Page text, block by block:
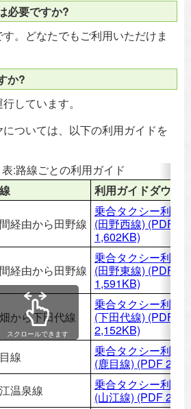
必要ですか?
。どなたでもご利用いただけま
か?
しています。
ついては、以下の利用ガイドを
表:路線ごとの利用ガイド
利用ガイドダウン
経由から田野線
乗合タクシー利用
(田野西線) (PDF
1,602KB)
経由から田野線
乗合タクシー利用
(田野東線) (PDF
1,591KB)
から下田代線
乗合タクシー利用
(下田代線) (PDF
2,152KB)
線
乗合タクシー利用
(鹿目線) (PDF
温泉線
乗合タクシー利用
(山江線) (PDF
スクロールできます